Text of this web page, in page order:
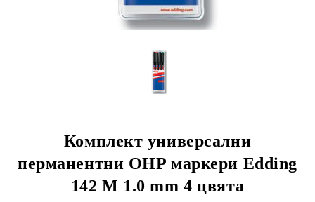
Комплект универсални
перманентни OHP маркери Edding
142 М 1.0 mm 4 цвята